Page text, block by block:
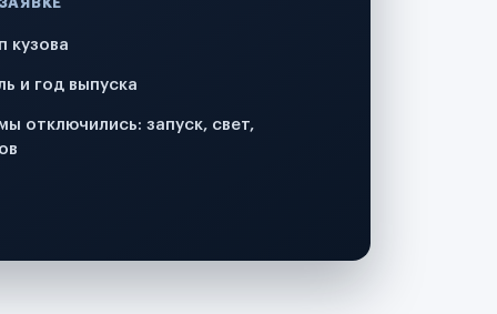
кузова
и год выпуска
отключились: запуск, свет,